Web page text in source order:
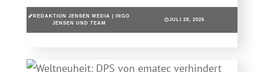
REDAKTION JENSEN MEDIA | INGO
JENSEN UND TEAM
JULI 28, 2026